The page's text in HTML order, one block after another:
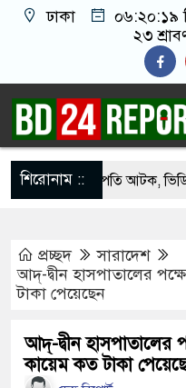
ঢাকা ০৬:২০:২০
২৩
শিরোনাম ::
যুবদল সভাপতি আটক, ভিডিও
দিলেন জামায়াত বহিষ্কাকৃত
দায়ী থাকবে জামায়াত-
বর্তমান সরকার: নাহিদ
প্রচ্ছদ
সারাদেশ
আদ্-দ্বীন হাসপাতালের
টাকা পেয়েছেন
আদ্-দ্বীন হাসপাতালের
কায়েম কত টাকা